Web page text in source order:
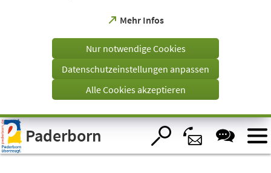
Visuelle
Assistenzsoftware
öffnen.
Mehr Infos
(Öffnet
einem
Tab)
Nur notwendige Cookies
Datenschutzeinstellungen anpassen
Alle Cookies akzeptieren
Paderborn